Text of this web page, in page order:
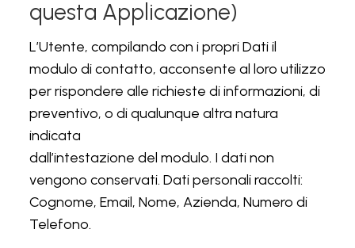
questa Applicazione)
L’Utente, compilando con i propri Dati il
modulo di contatto, acconsente al loro utilizzo
per rispondere alle richieste di informazioni, di
preventivo, o di qualunque altra natura
indicata
dall’intestazione del modulo. I dati non
vengono conservati. Dati personali raccolti:
Cognome, Email, Nome, Azienda, Numero di
Telefono.